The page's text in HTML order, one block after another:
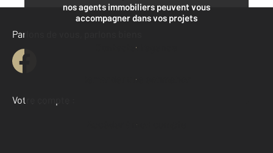
nos agents immobiliers peuvent vous
accompagner dans vos projets
Contacter l'agence
Demander une estimation
Parlons de vous, parlons biens
Votre compte :
Accéder à mon compte